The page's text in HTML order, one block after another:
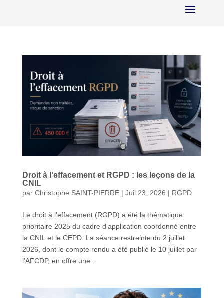
Droit à l’effacement et RGPD : les leçons de la
CNIL
par Christophe SAINT-PIERRE| Juil 23, 2026 | RGPD
Le droit à l’effacement (RGPD) a été la thématique
prioritaire 2025 du cadre d’application coordonné entre
la CNIL et le CEPD. La séance restreinte du 2 juillet
2026, dont le compte rendu a été publié le 10 juillet par
l’AFCDP, en offre une...